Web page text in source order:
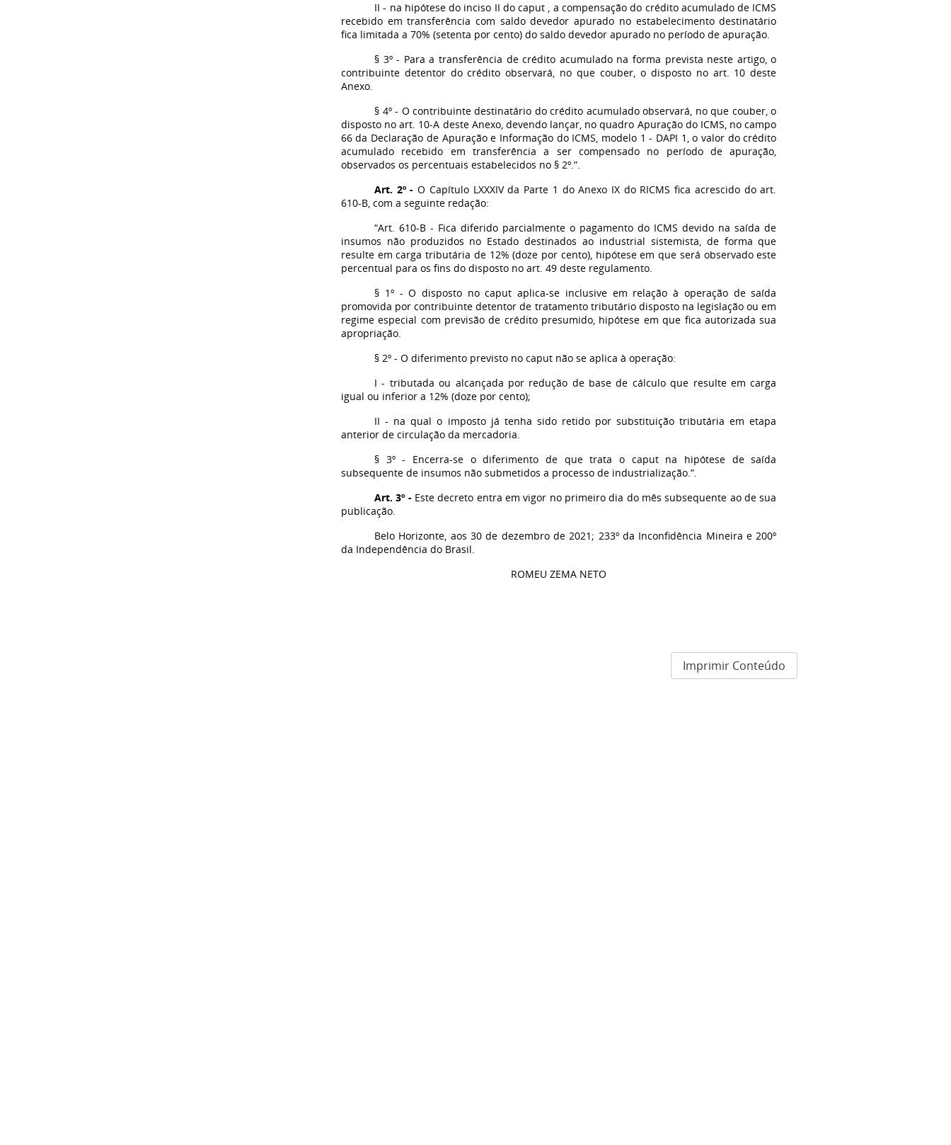
II - na hipótese do inciso II do caput , a compensação do crédito acumulado de ICMS
recebido em transferência com saldo devedor apurado no estabelecimento destinatário
fica limitada a 70% (setenta por cento) do saldo devedor apurado no período de apuração.
§ 3º - Para a transferência de crédito acumulado na forma prevista neste artigo, o
contribuinte detentor do crédito observará, no que couber, o disposto no art. 10 deste
Anexo.
§ 4º - O contribuinte destinatário do crédito acumulado observará, no que couber, o
disposto no art. 10-A deste Anexo, devendo lançar, no quadro Apuração do ICMS, no campo
66 da Declaração de Apuração e Informação do ICMS, modelo 1 - DAPI 1, o valor do crédito
acumulado recebido em transferência a ser compensado no período de apuração,
observados os percentuais estabelecidos no § 2º.”.
Art. 2º - O Capítulo LXXXIV da Parte 1 do Anexo IX do RICMS fica acrescido do art.
610-B, com a seguinte redação:
“Art. 610-B - Fica diferido parcialmente o pagamento do ICMS devido na saída de
insumos não produzidos no Estado destinados ao industrial sistemista, de forma que
resulte em carga tributária de 12% (doze por cento), hipótese em que será observado este
percentual para os fins do disposto no art. 49 deste regulamento.
§ 1º - O disposto no caput aplica-se inclusive em relação à operação de saída
promovida por contribuinte detentor de tratamento tributário disposto na legislação ou em
regime especial com previsão de crédito presumido, hipótese em que fica autorizada sua
apropriação.
§ 2º - O diferimento previsto no caput não se aplica à operação:
I - tributada ou alcançada por redução de base de cálculo que resulte em carga
igual ou inferior a 12% (doze por cento);
II - na qual o imposto já tenha sido retido por substituição tributária em etapa
anterior de circulação da mercadoria.
§ 3º - Encerra-se o diferimento de que trata o caput na hipótese de saída
subsequente de insumos não submetidos a processo de industrialização.”.
Art. 3º -Este decreto entra em vigor no primeiro dia do mês subsequente ao de sua
publicação.
Belo Horizonte, aos 30 de dezembro de 2021; 233º da Inconfidência Mineira e 200º
da Independência do Brasil.
ROMEU ZEMA NETO
Imprimir Conteúdo